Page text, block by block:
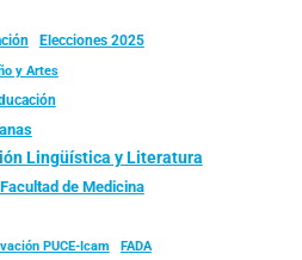
Elecciones 2025
y Artes
Lingüística y Literatura
Facultad de Medicina
PUCE-Icam FADA